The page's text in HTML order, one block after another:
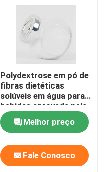
Polydextrose em pó de
fibras dietéticas
solúveis em água para
bebidas aprovada pela
ISO
Melhor preço
Fale Conosco